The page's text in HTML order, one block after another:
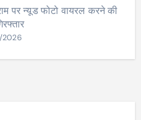
पर न्यूड फोटो वायरल करने की
2026